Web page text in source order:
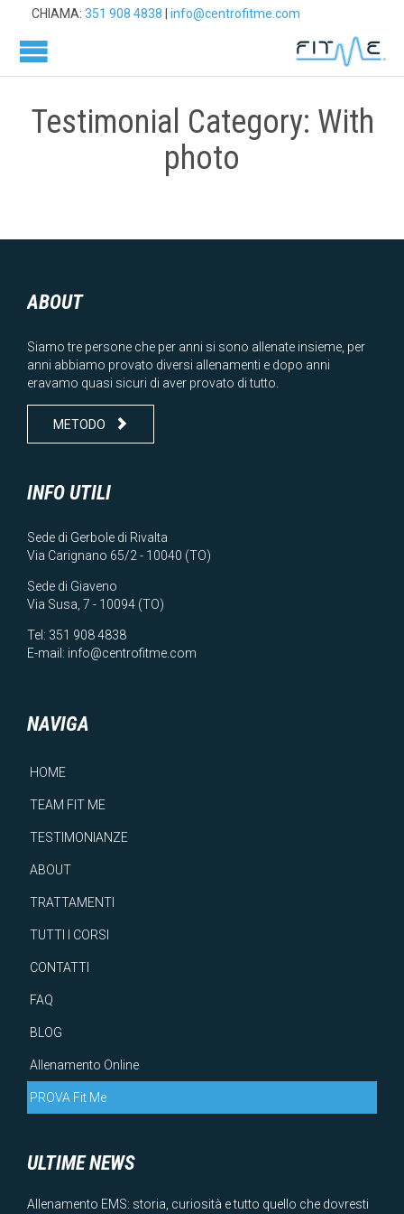
CHIAMA: 351 908 4838 info@centrofitme.com
Testimonial Category: With
photo
ABOUT
Siamo tre persone che per anni si sono allenate insieme, per
anni abbiamo provato diversi allenamenti e dopo anni
eravamo quasi sicuri di aver provato di tutto.
METODO 
INFO UTILI
Sede di Gerbole di Rivalta
Via Carignano 65/2 - 10040 (TO)
Sede di Giaveno
Via Susa, 7 - 10094 (TO)
Tel: 351 908 4838
E-mail: info@centrofitme.com
NAVIGA
HOME
TEAM FIT ME
TESTIMONIANZE
ABOUT
TRATTAMENTI
TUTTI I CORSI
CONTATTI
FAQ
BLOG
Allenamento Online
PROVA Fit Me
ULTIME NEWS
Allenamento EMS: storia, curiosità e tutto quello che dovresti